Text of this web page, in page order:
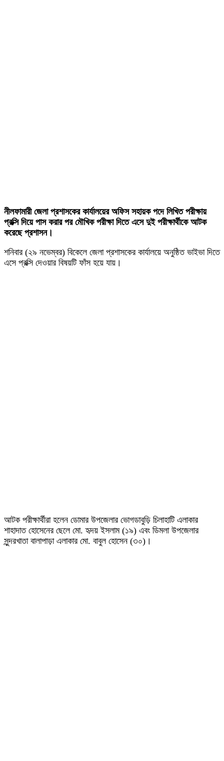
নীলফামারী জেলা প্রশাসকের কার্যালয়ের অফিস সহায়ক পদে লিখিত পরীক্ষায়
প্রক্সি দিয়ে পাস করার পর মৌখিক পরীক্ষা দিতে এসে দুই পরীক্ষার্থীকে আটক
করেছে প্রশাসন।
শনিবার (২৯ নভেম্বর) বিকেলে জেলা প্রশাসকের কার্যালয়ে অনুষ্ঠিত ভাইভা দিতে
এসে প্রক্সি দেওয়ার বিষয়টি ফাঁস হয়ে যায়।
আটক পরীক্ষার্থীরা হলেন ডোমার উপজেলার ভোগডাবুড়ি চিলাহাটি এলাকার
শাহাদাত হোসেনের ছেলে মো. হৃদয় ইসলাম (১৯) এবং ডিমলা উপজেলার
সুন্দরখাতা বালাপাড়া এলাকার মো. বাবুল হোসেন (৩০)।